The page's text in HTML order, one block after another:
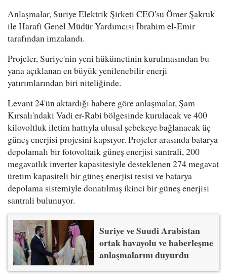
Anlaşmalar, Suriye Elektrik Şirketi CEO'su Ömer Şakruk
ile Harafi Genel Müdür Yardımcısı İbrahim el-Emir
tarafından imzalandı.
Projeler, Suriye'nin yeni hükümetinin kurulmasından bu
yana açıklanan en büyük yenilenebilir enerji
yatırımlarından biri niteliğinde.
Levant 24'ün aktardığı habere göre anlaşmalar, Şam
Kırsalı'ndaki Vadi er-Rabi bölgesinde kurulacak ve 400
kilovoltluk iletim hattıyla ulusal şebekeye bağlanacak üç
güneş enerjisi projesini kapsıyor. Projeler arasında batarya
depolamalı bir fotovoltaik güneş enerjisi santrali, 200
megavatlık inverter kapasitesiyle desteklenen 274 megavat
üretim kapasiteli bir güneş enerjisi tesisi ve batarya
depolama sistemiyle donatılmış ikinci bir güneş enerjisi
santrali bulunuyor.
Suriye ve Suudi Arabistan
ortak havayolu ve haberleşme
anlaşmalarını duyurdu